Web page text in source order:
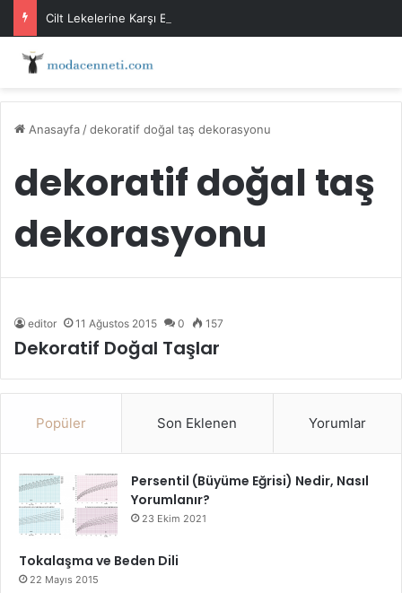
Cilt Lekelerine Karşı Evde Maske Önerileri
Anasayfa /dekoratif doğal taş dekorasyonu
dekoratif doğal taş
dekorasyonu
editor 11 Ağustos 2015 0 157
Dekoratif Doğal Taşlar
Popüler Son Eklenen Yorumlar
Persentil (Büyüme Eğrisi) Nedir, Nasıl
Yorumlanır?
23 Ekim 2021
Tokalaşma ve Beden Dili
22 Mayıs 2015